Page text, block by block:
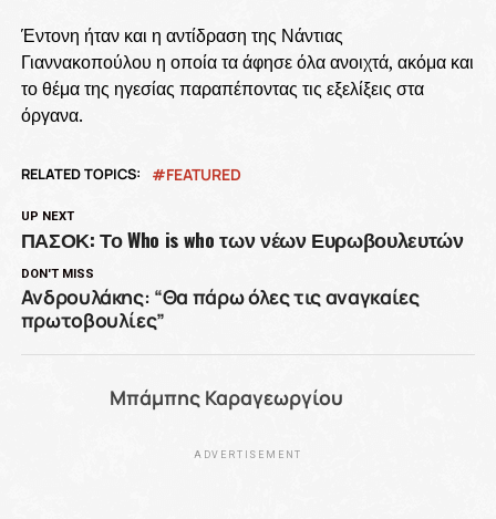
Έντονη ήταν και η αντίδραση της Νάντιας
Γιαννακοπούλου η οποία τα άφησε όλα ανοιχτά, ακόμα και
το θέμα της ηγεσίας παραπέποντας τις εξελίξεις στα
όργανα.
RELATED TOPICS: FEATURED
UP NEXT
ΠΑΣΟΚ: Το Who is who των νέων Ευρωβουλευτών
DON'T MISS
Ανδρουλάκης: “Θα πάρω όλες τις αναγκαίες
πρωτοβουλίες”
Μπάμπης Καραγεωργίου
ADVERTISEMENT